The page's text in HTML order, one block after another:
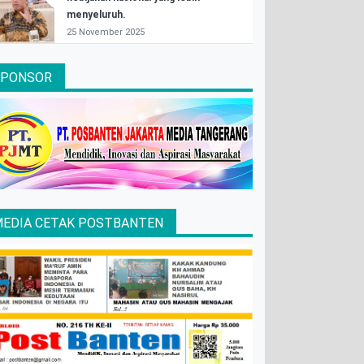
menyeluruh.
25 November 2025
CETAK POSTBANTEN